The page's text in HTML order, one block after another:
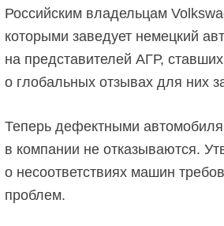
Российским владельцам
которыми заведует немецкий
на представителей АГР,
о глобальных отзывах для них
Теперь дефектными
в компании не отказываются.
о несоответствиях машин
проблем.